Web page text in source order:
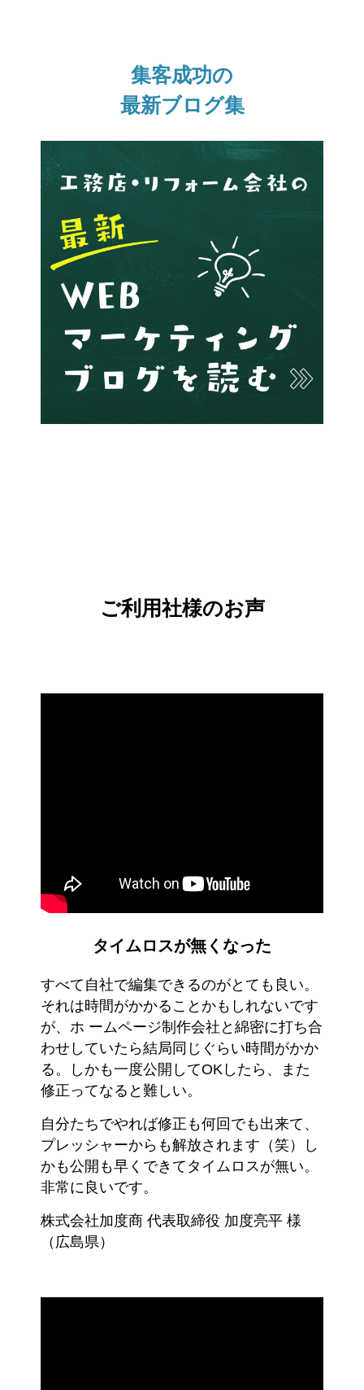
集客成功の
最新ブログ集
ご利用社様のお声
タイムロスが無くなった
すべて自社で編集できるのがとても良い。
それは時間がかかることかもしれないです
が、ホ ームページ制作会社と綿密に打ち合
わせしていたら結局同じぐらい時間がかか
る。しかも一度公開してOKしたら、また
修正ってなると難しい。
自分たちでやれば修正も何回でも出来て、
プレッシャーからも解放されます（笑）し
かも公開も早くできてタイムロスが無い。
非常に良いです。
株式会社加度商 代表取締役 加度亮平 様
（広島県）